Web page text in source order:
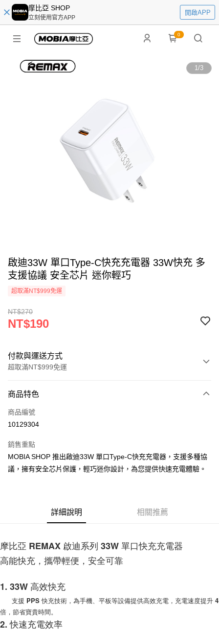
摩比亞 SHOP
立刻使用官方APP
開啟APP
0
1/3
啟迪33W 單口Type-C快充充電器 33W快充 多
支援協議 安全芯片 迷你輕巧
超取滿NT$999免運
NT$270
NT$190
付款與運送方式
超取滿NT$999免運
信用卡一次付款
LINE Pay
街口支付
悠遊付
【關於「AFTEE先享後付」】
AFTEE先享後付是「在收到商品之後才付款」的支付方式。 讓您購物簡單
２．便利：只要手機號碼，簡訊認證，即可結帳。
３．安心：先確認商品／服務後，再付款。
１．於結帳方式選擇「AFTEE先享後付」後，將跳轉至「AFTEE先享後付」
結帳頁面，進行簡訊認證並確認金額後，即可完成結帳。
２．訂單成立數日內，您將收到繳費通知簡訊。
３．收到繳費通知簡訊後14天內，點擊此簡訊中的連結，可透過四大超商／
ATM／網路銀行／等多元方式進行付款，方視為交易完成。
※ 請注意：結帳手續完成當下不需立刻繳費，但若您需要取消訂單，請聯絡
運送方式
付款後全家取貨
付款後7-11取貨
每筆NT$60，滿NT$999(含以上)免運費
(黑貓)宅配
商品特色
商品編號
10129304
銷售重點
MOBIA SHOP 推出啟迪33W 單口Type-C快充充電器，支援多種協
議，擁有安全芯片保護，輕巧迷你設計，為您提供快速充電體驗。
詳細說明 相關推薦
摩比亞 REMAX 啟迪系列 33W 單口快充充電器
高能快充，攜帶輕便，安全可靠
1. 33W 高效快充
支援 PPS 快充技術，為手機、平板等設備提供高效充電，充電速度提升 4
倍，節省寶貴時間。
2. 快速充電效率